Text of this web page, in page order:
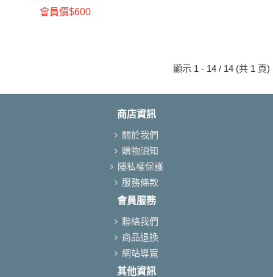
會員價$600
顯示 1 - 14 / 14 (共 1 頁)
商店資訊
關於我們
購物須知
隱私權保護
服務條款
會員服務
聯絡我們
商品退換
網站導覽
其他資訊